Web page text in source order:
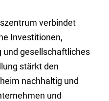
verbindet
Investitionen,
und gesellschaftliches
stärkt den
nachhaltig und
und